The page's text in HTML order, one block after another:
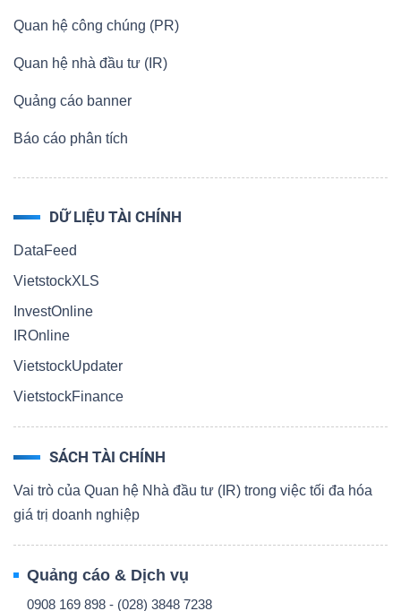
Quan hệ công chúng (PR)
Quan hệ nhà đầu tư (IR)
Quảng cáo banner
Báo cáo phân tích
DỮ LIỆU TÀI CHÍNH
DataFeed
VietstockXLS
InvestOnline
IROnline
VietstockUpdater
VietstockFinance
SÁCH TÀI CHÍNH
Vai trò của Quan hệ Nhà đầu tư (IR) trong việc tối đa hóa
giá trị doanh nghiệp
Quảng cáo & Dịch vụ
0908 169 898 - (028) 3848 7238